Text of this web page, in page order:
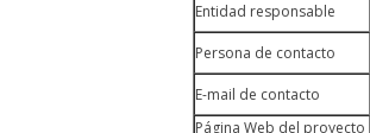
Entidad responsable
Persona de contacto
E-mail de contacto
Página Web del proyecto